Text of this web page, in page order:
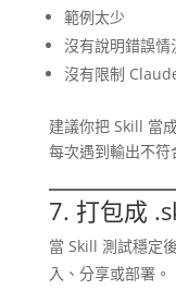
範例太少
沒有說明錯誤情
沒有限制
建議你把 Skill 當
每次遇到輸出不
7. 打包成
當 Skill 測試穩定
入、分享或部署。